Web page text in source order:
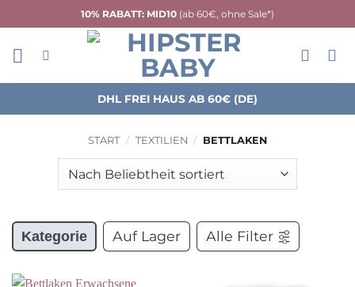
Inhalt
springen
10% RABATT: MID10 (ab 60€, ohne Sale*)
DHL FREI HAUS AB 60€ (DE)
START / TEXTILIEN / BETTLAKEN
Kategorie Auf Lager Alle Filter